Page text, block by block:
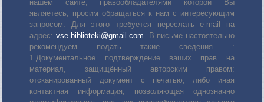
нашем сайте, правообладателями которой Вы
являетесь, просим обращаться к нам с интересующим
запросом. Для этого требуется переслать е-mail на
адрес: vse.biblioteki@gmail.com. В письме настоятельно
рекомендуем подать такие сведения :
1.Документальное подтверждение ваших прав на
материал, защищённый авторским правом:
отсканированный документ с печатью, либо иная
контактная информация, позволяющая однозначно